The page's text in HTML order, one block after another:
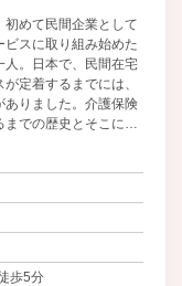
初めて民間企業として
ビスに取り組み始めた
人。日本で、民間在宅
定着するまでには、
ありました。介護保険
での歴史とそこにか
は、現在の当社の原
タッフに引き継がれて
歩5分